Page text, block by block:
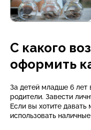
С какого
оформить
За детей младше 6 лет
родители. Завести
Если вы хотите
использовать